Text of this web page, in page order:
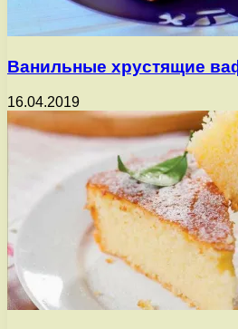
Ванильные хрустящие
16.04.2019